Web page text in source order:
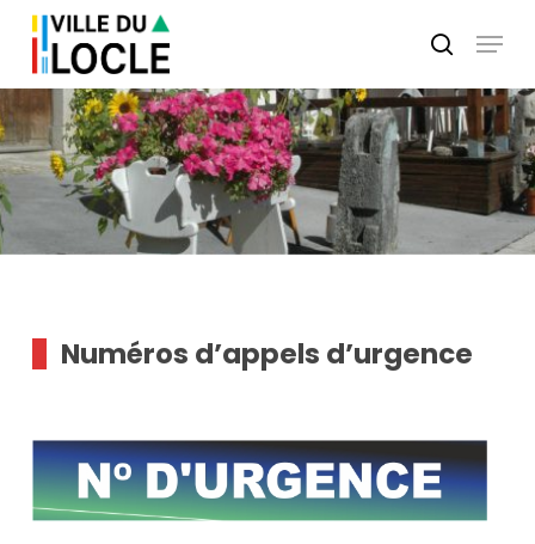
Skip
main
content
search
Menu
Numéros d’appels d’urgence
Menu